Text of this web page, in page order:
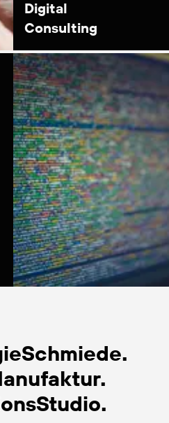
Digital
Consulting